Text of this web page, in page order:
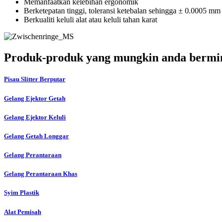
Memanfaatkan kelebihan ergonomik
Berketepatan tinggi, toleransi ketebalan sehingga ± 0.0005 mm
Berkualiti keluli alat atau keluli tahan karat
Produk-produk yang mungkin anda
Pisau Slitter Berputar
Gelang Ejektor Getah
Gelang Ejektor Keluli
Gelang Getah Longgar
Gelang Perantaraan
Gelang Perantaraan Khas
Syim Plastik
Alat Pemisah